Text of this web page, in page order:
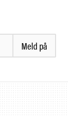
Meld på